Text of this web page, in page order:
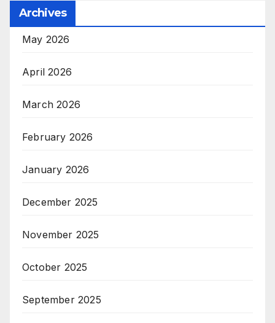
Archives
May 2026
April 2026
March 2026
February 2026
January 2026
December 2025
November 2025
October 2025
September 2025